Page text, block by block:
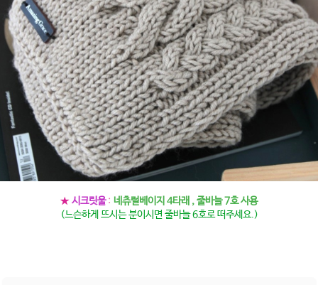
★ 시크릿울 : 네츄럴베이지 4타래 , 줄바늘 7호 사용
(느슨하게 뜨시는 분이시면 줄바늘 6호로 떠주세요.)